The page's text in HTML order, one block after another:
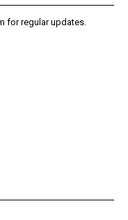
for regular updates.